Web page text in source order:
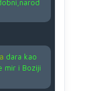
dara kao
mir i Boziji